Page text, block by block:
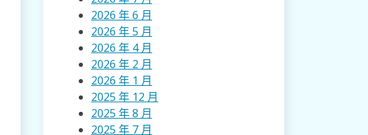
2026 年 6 月
2026 年 5 月
2026 年 4 月
2026 年 2 月
2026 年 1 月
2025 年 12 月
2025 年 8 月
2025 年 7 月